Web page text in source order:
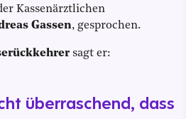
Kassenärztlichen
Gassen, gesprochen.
sagt er:
überraschend, dass